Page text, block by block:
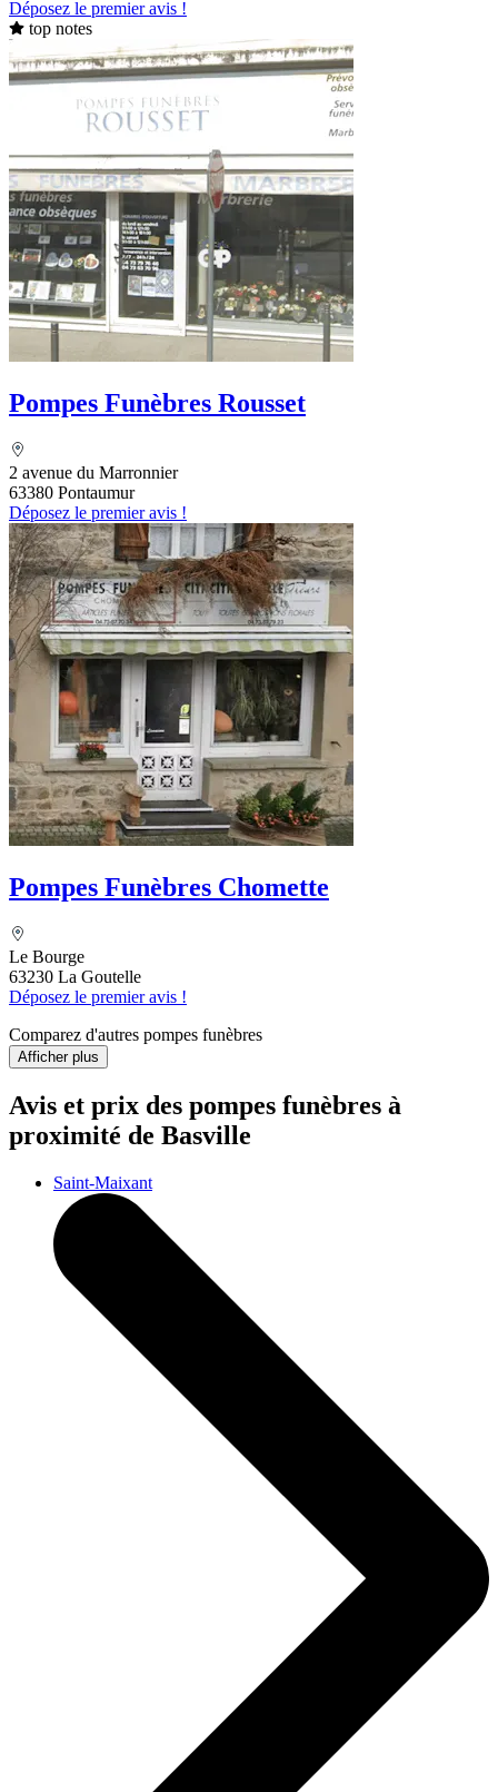
Déposez le premier avis !
top notes
Pompes Funèbres Rousset
2 avenue du Marronnier
63380 Pontaumur
Déposez le premier avis !
Pompes Funèbres Chomette
Le Bourge
63230 La Goutelle
Déposez le premier avis !
Comparez d'autres pompes funèbres
Afficher plus
Avis et prix des pompes funèbres à
proximité de Basville
Saint-Maixant